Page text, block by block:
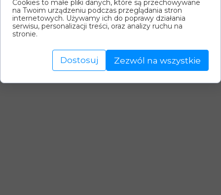
Cookies to małe pliki danych, które są przechowywane
na Twoim urządzeniu podczas przeglądania stron
internetowych. Używamy ich do poprawy działania
serwisu, personalizacji treści, oraz analizy ruchu na
stronie.
Dostosuj Zezwól na wszystkie